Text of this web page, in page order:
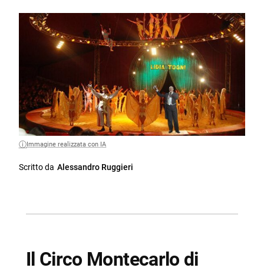
Immagine realizzata con IA
Scritto da Alessandro Ruggieri
Il Circo Montecarlo di